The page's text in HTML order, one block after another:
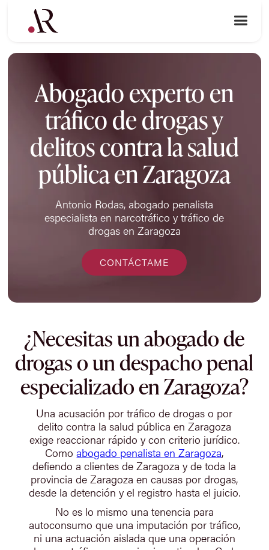
Abogado experto en
tráfico de drogas y
delitos contra la salud
pública en Zaragoza
Antonio Rodas, abogado penalista
especialista en narcotráfico y tráfico de
drogas en Zaragoza
CONTÁCTAME
¿Necesitas un abogado de
drogas o un despacho penal
especializado en Zaragoza?
Una acusación por tráfico de drogas o por
delito contra la salud pública en Zaragoza
exige reaccionar rápido y con criterio jurídico.
Comoabogado penalista en Zaragoza,
defiendo a clientes de Zaragoza y de toda la
provincia de Zaragoza en causas por drogas,
desde la detención y el registro hasta el juicio.
No es lo mismo una tenencia para
autoconsumo que una imputación por tráfico,
ni una actuación aislada que una operación